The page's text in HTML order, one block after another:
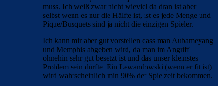
muss. Ich weiß zwar nicht wieviel da dran ist aber
selbst wenn es nur die Hälfte ist, ist es jede Menge und
Pique/Busquets sind ja nicht die einzigen Spieler.
Ich kann mir aber gut vorstellen dass man Aubameyang
und Memphis abgeben wird, da man im Angriff
ohnehin sehr gut besetzt ist und das unser kleinstes
Problem sein dürfte. Ein Lewandowski (wenn er fit ist)
wird wahrscheinlich min 90% der Spielzeit bekommen.